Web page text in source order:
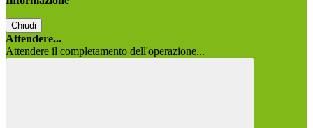
Chiudi
Attendere...
Attendere il completamento dell'operazione...